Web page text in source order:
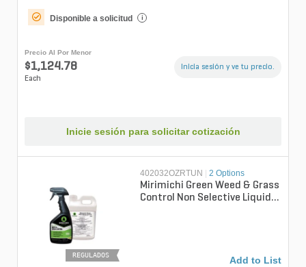
Disponible a solicitud i
Precio Al Por Menor
$1,124.78
Each
Inicia sesión y ve tu precio.
Inicie sesión para solicitar cotización
REGULADOS
402032OZRTUN | 2 Options
Mirimichi Green Weed & Grass
Control Non Selective Liquid
Add to List